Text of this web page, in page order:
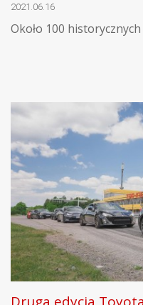
2021.06.16
Około 100